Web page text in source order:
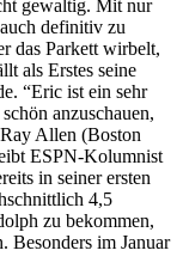
gewaltig. Mit nur
definitiv zu
das Parkett wirbelt,
als Erstes seine
“Eric ist ein sehr
anzuschauen,
Allen (Boston
ESPN-Kolumnist
in seiner ersten
4,5
zu bekommen,
Besonders im Januar